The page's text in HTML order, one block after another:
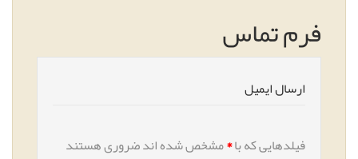
فرم تماس
ارسال ایمیل
فیلدهایی که با*مشخص شده اند ضروری هستند